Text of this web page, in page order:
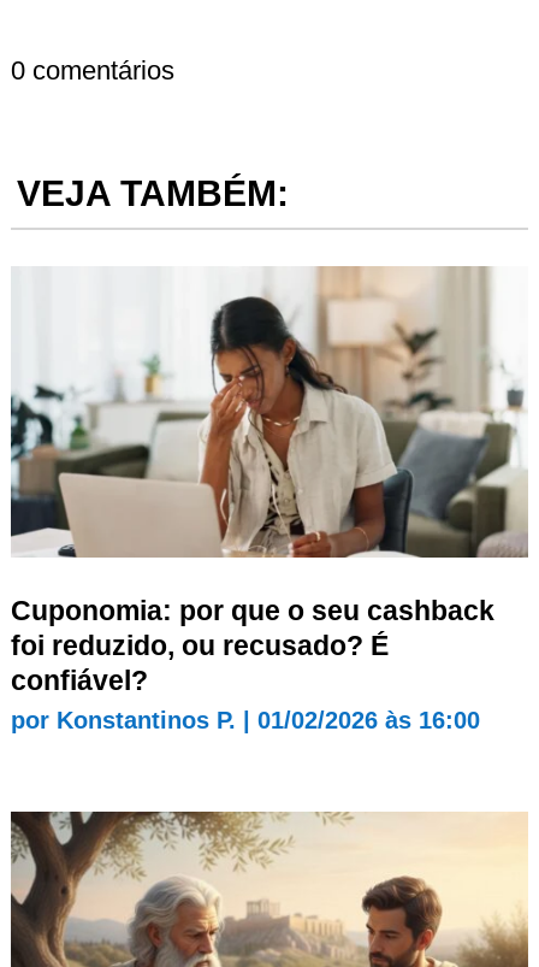
0 comentários
VEJA TAMBÉM:
Cuponomia: por que o seu cashback
foi reduzido, ou recusado? É
confiável?
por Konstantinos P. 01/02/2026 às 16:00